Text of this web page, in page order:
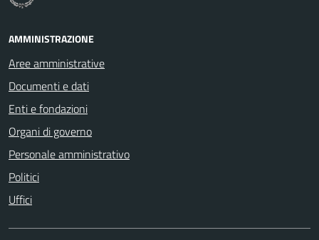
AMMINISTRAZIONE
Aree amministrative
Documenti e dati
Enti e fondazioni
Organi di governo
Personale amministrativo
Politici
Uffici